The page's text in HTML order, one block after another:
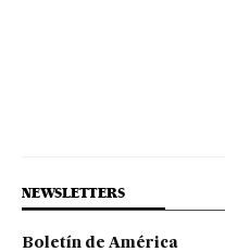
NEWSLETTERS
Boletín de América